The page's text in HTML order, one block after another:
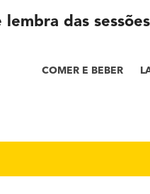
COMER E BEBER
lembra das